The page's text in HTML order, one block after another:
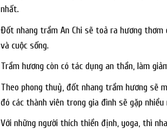
nhất.
Đốt nhang trầm An Chi sẽ toả ra hương
và cuộc sống.
Trầm hương còn có tác dụng an thần, làm
Theo phong thuỷ, đốt nhang trầm hương sẽ
đó các thành viên trong gia đình sẽ gặp
Với những người thích thiền định, yoga, thì